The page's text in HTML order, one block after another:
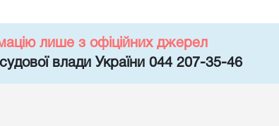
лише з офіційних джерел
влади України 044 207-35-46